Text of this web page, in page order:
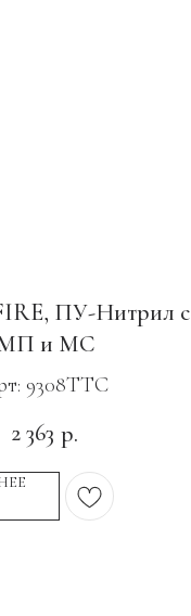
ПУ-Нитрил с
и МС
9308ТТС
2 363 р.